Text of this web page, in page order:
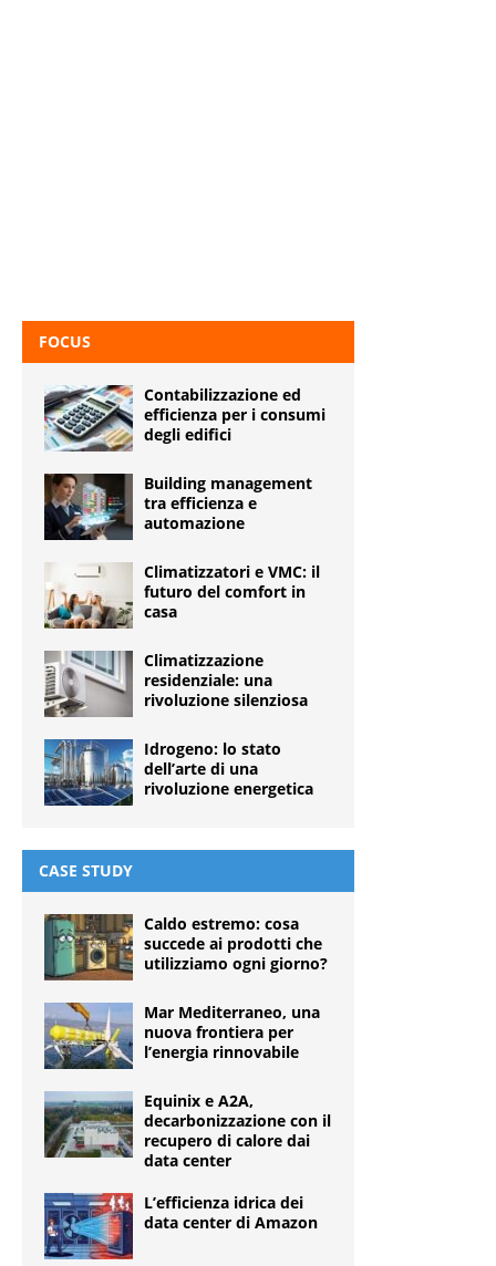
FOCUS
Contabilizzazione ed
efficienza per i consumi
degli edifici
Building management
tra efficienza e
automazione
Climatizzatori e VMC: il
futuro del comfort in
casa
Climatizzazione
residenziale: una
rivoluzione silenziosa
Idrogeno: lo stato
dell’arte di una
rivoluzione energetica
CASE STUDY
Caldo estremo: cosa
succede ai prodotti che
utilizziamo ogni giorno?
Mar Mediterraneo, una
nuova frontiera per
l’energia rinnovabile
Equinix e A2A,
decarbonizzazione con il
recupero di calore dai
data center
L’efficienza idrica dei
data center di Amazon